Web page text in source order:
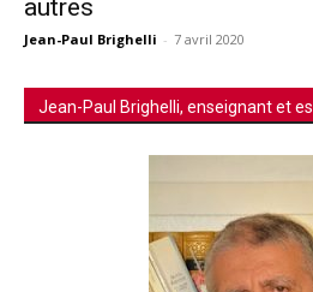
autres
Jean-Paul Brighelli - 7 avril 2020
Jean-Paul Brighelli, enseignant et